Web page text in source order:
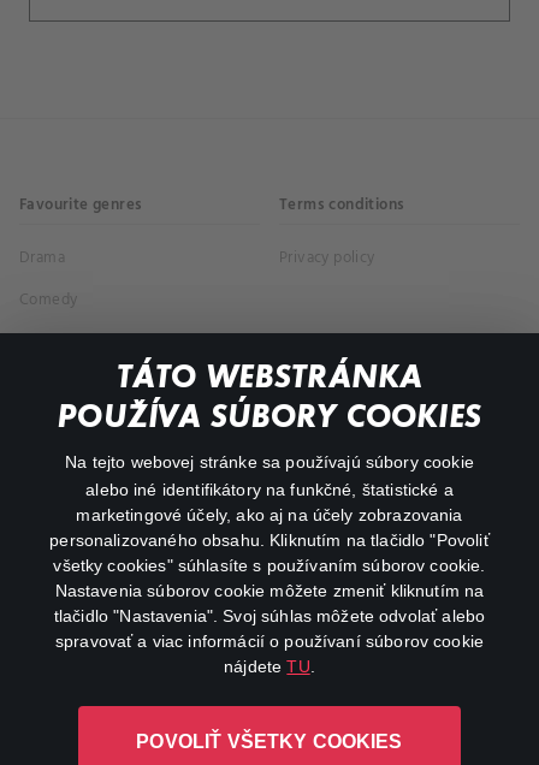
TÁTO WEBSTRÁNKA
POUŽÍVA SÚBORY COOKIES
Na tejto webovej stránke sa používajú súbory cookie
alebo iné identifikátory na funkčné, štatistické a
marketingové účely, ako aj na účely zobrazovania
personalizovaného obsahu. Kliknutím na tlačidlo "Povoliť
všetky cookies" súhlasíte s používaním súborov cookie.
Nastavenia súborov cookie môžete zmeniť kliknutím na
tlačidlo "Nastavenia". Svoj súhlas môžete odvolať alebo
spravovať a viac informácií o používaní súborov cookie
nájdeteTU
POVOLIŤ VŠETKY COOKIES
Favourite genres
Drama
Comedy
Terms conditions
Privacy policy
My profile
Important links
Canal+ Luxembourg S. à r.l. so sídlom Rue Albert Borschette 4,